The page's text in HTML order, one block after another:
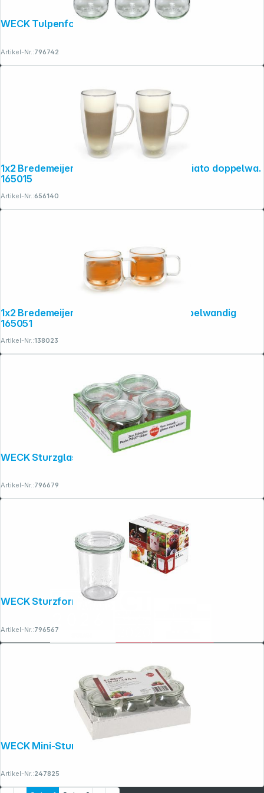
WECK Tulpenform-Glas 580ml 6er Pack
Artikel-Nr.:796742
1x2 Bredemeijer Glas 400ml Latte Macchiato doppelwa.
165015
Artikel-Nr.:656140
1x2 Bredemeijer Glas Merano 290ml doppelwandig
165051
Artikel-Nr.:138023
WECK Sturzglas 0,25l 4er Pack
Artikel-Nr.:796679
Artikel-Nr.:796567
Artikel-Nr.:247825